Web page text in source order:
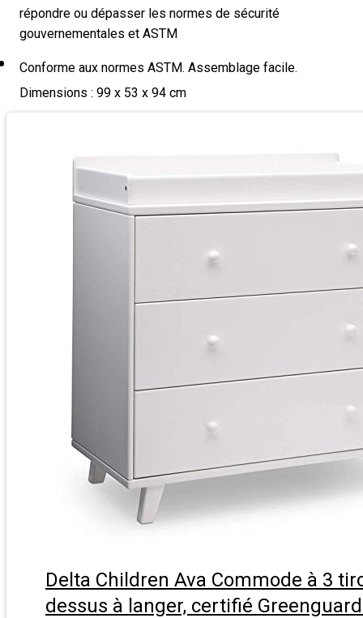
répondre ou dépasser les normes de sécurité
gouvernementales et ASTM
Conforme aux normes ASTM. Assemblage facile.
Dimensions : 99 x 53 x 94 cm
Delta Children Ava Commode à 3
dessus à langer, certifié